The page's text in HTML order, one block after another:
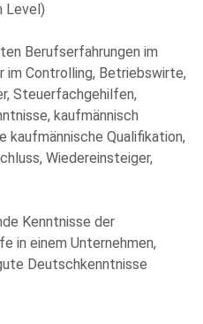
Level)
Berufserfahrungen im
im Controlling, Betriebswirte,
Steuerfachgehilfen,
kaufmännisch
kaufmännische Qualifikation,
Wiedereinsteiger,
Kenntnisse der
in einem Unternehmen,
Deutschkenntnisse
ich zur Kenntnis genommen und
und Speicherung meiner
der Beantwortung meiner
Diese Einwilligung können Sie per
für die Zukunft widerrufen.
geschützt und es gelten die